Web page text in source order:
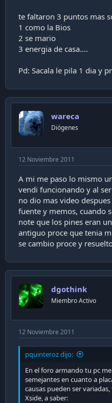
soportes de cobre.
Por otra aparte, el vendedor
hace un tiempo,
poco tiempo, el usuario
fuentes de poder
sentey (creo que una de
los que participamos en
que insistiera con las
configuracin, l posea una
sentey.
te faltaron 3 puntos mas
1 como la Bios
2 se mario
3 energia de casa....
Pd: Sacala le pila 1 dia y
wareca
Diógenes
12 Noviembre 2011
A mi me paso lo mismo
vendi funcionando y al
no dio mas video
fuente y memos, cuando
note que los pines eran
antiguo proce que tenia
se cambio proce y
dgothink
Miembro Activo
12 Noviembre 2011
pquinteroz dijo:
En el foro armando tu pc
semejantes en cuanto a
causas pueden ser
Xside, a saber: